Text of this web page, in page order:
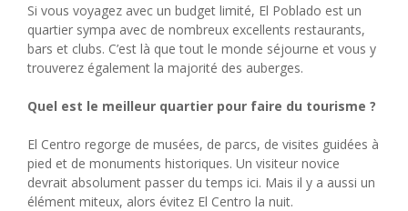
Si vous voyagez avec un budget limité, El Poblado est un
quartier sympa avec de nombreux excellents restaurants,
bars et clubs. C’est là que tout le monde séjourne et vous y
trouverez également la majorité des auberges.
Quel est le meilleur quartier pour faire du tourisme ?
El Centro regorge de musées, de parcs, de visites guidées à
pied et de monuments historiques. Un visiteur novice
devrait absolument passer du temps ici. Mais il y a aussi un
élément miteux, alors évitez El Centro la nuit.